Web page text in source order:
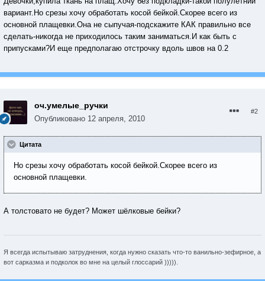
вариант.Но срезы хочу обработать косой бейкой.Скорее всего из
основной плащевки.Она не сыпучая-подскажите КАК правильно все
сделать-никогда не приходилось таким заниматься.И как быть с
припусками?И еще предполагаю отстрочку вдоль швов на 0.2
оч.умелые_ручки
Опубликовано 12 апреля, 2010
#2
Цитата
Но срезы хочу обработать косой бейкой.Скорее всего из
основной плащевки.
А толстовато не будет? Может шёлковые бейки?
Я всегда испытываю затруднения, когда нужно сказать что-то ванильно-зефирное, а
вот сарказма и подколок во мне на целый глоссарий ))))).